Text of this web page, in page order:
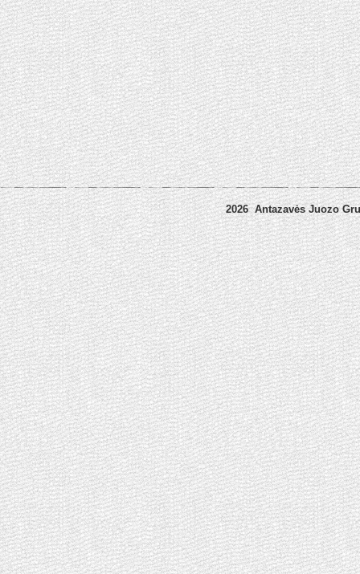
2026 Antazavės Juozo